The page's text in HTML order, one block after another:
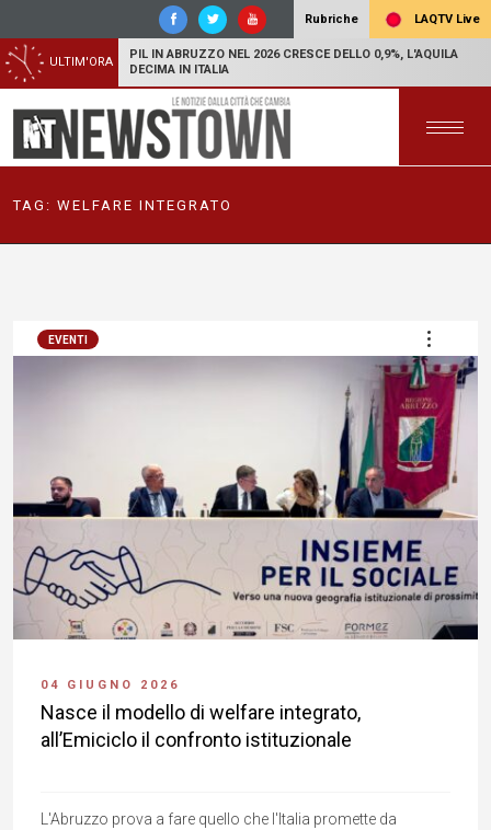
Rubriche LAQTV Live
ULTIM'ORA
PIL IN ABRUZZO NEL 2026 CRESCE DELLO 0,9%, L'AQUILA
DECIMA IN ITALIA
TAG: WELFARE INTEGRATO
EVENTI
04 GIUGNO 2026
Nasce il modello di welfare integrato,
all’Emiciclo il confronto istituzionale
L'Abruzzo prova a fare quello che l'Italia promette da